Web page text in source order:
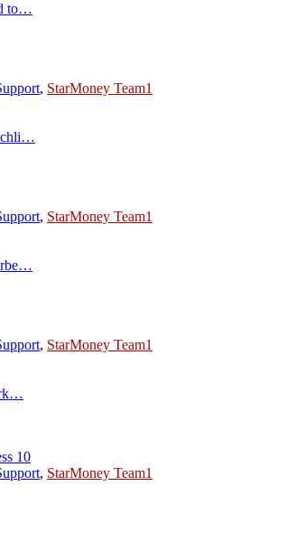
to…
, StarMoney Team1
, StarMoney Team1
, StarMoney Team1
10
, StarMoney Team1